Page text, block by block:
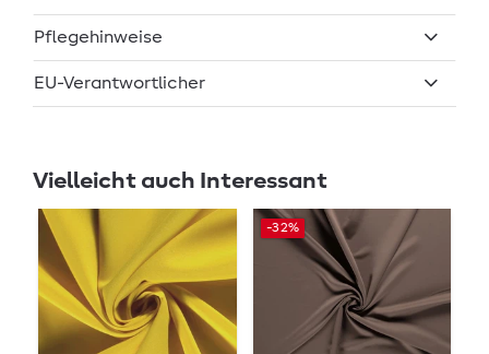
Pflegehinweise
EU-Verantwortlicher
Vielleicht auch Interessant
-32%